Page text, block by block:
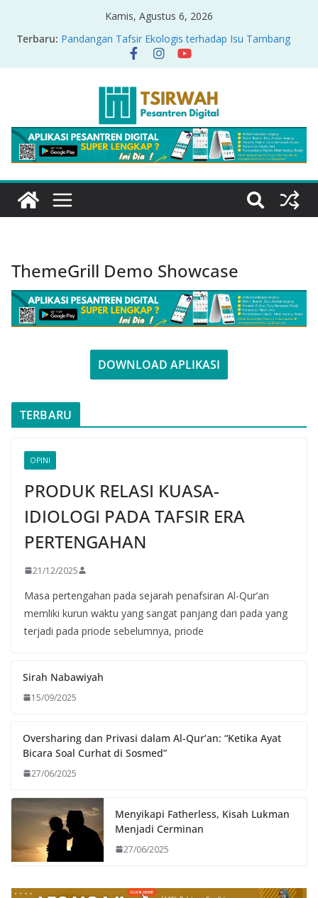
Kamis, Agustus 6, 2026
Terbaru: Pandangan Tafsir Ekologis terhadap Isu Tambang
Nikel di Raja Ampat
PRODUK RELASI KUASA-IDIOLOGI PADA TAFSIR
Sirah Nabawiyah
Oversharing dan Privasi dalam Al-Qur’an: “Ketika
Ayat Bicara Soal Curhat di Sosmed”
Menyikapi Fatherless, Kisah Lukman Menjadi
Cerminan
ThemeGrill Demo Showcase
DOWNLOAD APLIKASI
TERBARU
OPINI
PRODUK RELASI KUASA-
IDIOLOGI PADA TAFSIR ERA
PERTENGAHAN
21/12/2025
Masa pertengahan pada sejarah penafsiran Al-Qur’an
memliki kurun waktu yang sangat panjang dari pada yang
terjadi pada priode sebelumnya, priode
Sirah Nabawiyah
15/09/2025
Oversharing dan Privasi dalam Al-Qur’an: “Ketika Ayat
Bicara Soal Curhat di Sosmed”
27/06/2025
Menyikapi Fatherless, Kisah Lukman
Menjadi Cerminan
27/06/2025